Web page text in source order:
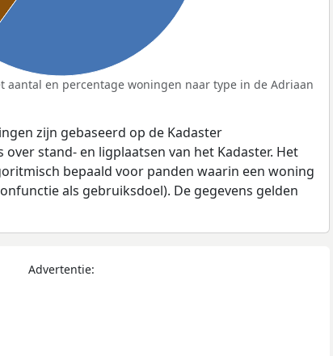
aantal en percentage woningen naar type in de Adriaan
zijn gebaseerd op de Kadaster
stand- en ligplaatsen van het Kadaster. Het
bepaald voor panden waarin een woning
als gebruiksdoel). De gegevens gelden
Advertentie: